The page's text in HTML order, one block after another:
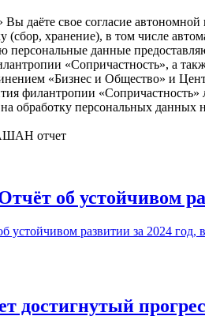
даёте свое согласие
(сбор, хранение), в том числе
данные
«Сопричастность», а
«Бизнес и Общество» и
филантропии «Сопричастность»
на обработку персональных
отчет
об устойчивом
развитии за 2024